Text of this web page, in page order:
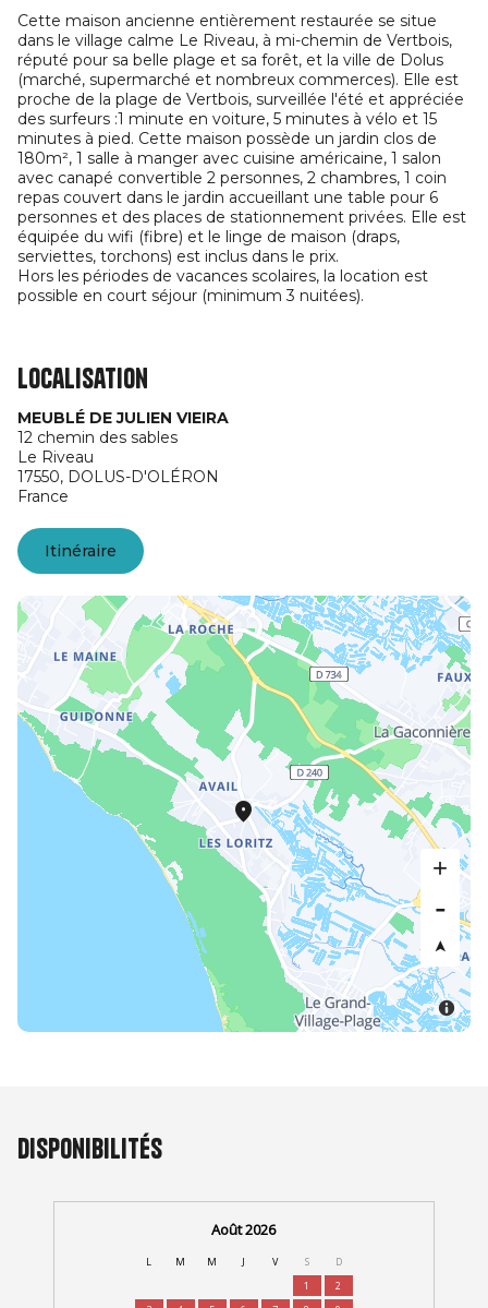
Cette maison ancienne entièrement restaurée se situe
dans le village calme Le Riveau, à mi-chemin de Vertbois,
réputé pour sa belle plage et sa forêt, et la ville de Dolus
(marché, supermarché et nombreux commerces). Elle est
proche de la plage de Vertbois, surveillée l'été et appréciée
des surfeurs :1 minute en voiture, 5 minutes à vélo et 15
minutes à pied. Cette maison possède un jardin clos de
180m², 1 salle à manger avec cuisine américaine, 1 salon
avec canapé convertible 2 personnes, 2 chambres, 1 coin
repas couvert dans le jardin accueillant une table pour 6
personnes et des places de stationnement privées. Elle est
équipée du wifi (fibre) et le linge de maison (draps,
serviettes, torchons) est inclus dans le prix.
Hors les périodes de vacances scolaires, la location est
possible en court séjour (minimum 3 nuitées).
Localisation
MEUBLÉ DE JULIEN VIEIRA
12 chemin des sables
Le Riveau
17550, DOLUS-D'OLÉRON
France
Itinéraire
Disponibilités